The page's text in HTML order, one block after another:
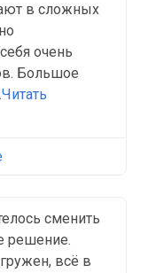
в сложных
очень
Большое
Читать
сменить
решение.
всё в